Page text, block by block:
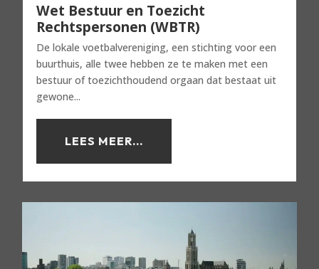
Wet Bestuur en Toezicht
Rechtspersonen (WBTR)
De lokale voetbalvereniging, een stichting voor een
buurthuis, alle twee hebben ze te maken met een
bestuur of toezichthoudend orgaan dat bestaat uit
gewone...
LEES MEER...